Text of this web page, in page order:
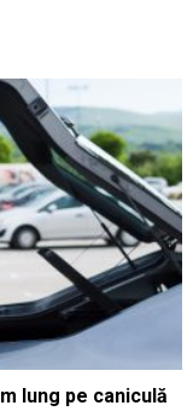
lung pe caniculă